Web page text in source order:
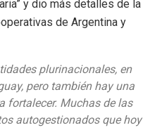
y dio más detalles de la
de Argentina y
plurinacionales, en
pero también hay una
fortalecer. Muchas de las
autogestionados que hoy